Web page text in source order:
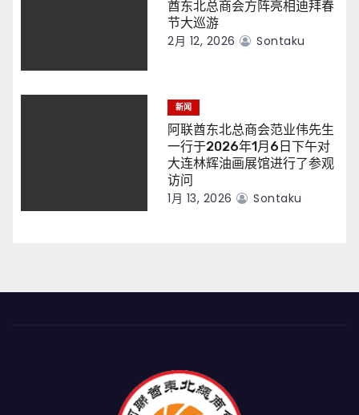
酋东北总商会方阵亮相迪拜春
节大巡游
2月 12, 2026 Sontaku
新闻
阿联酋东北总商会范业伟先生
一行于2026年1月6日下午对
大连林辉油画展馆进行了参观
访问
1月 13, 2026 Sontaku